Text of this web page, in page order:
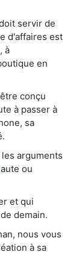
servir de
d'affaires est
à
en
conçu
à passer à
sa
arguments
ou
et qui
demain.
nous vous
à sa